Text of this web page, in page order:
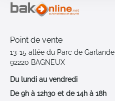
Point de vente
13-15 allée du Parc de Garlande
92220 BAGNEUX
Du lundi au vendredi
De 9h à 12h30 et de 14h à 18h